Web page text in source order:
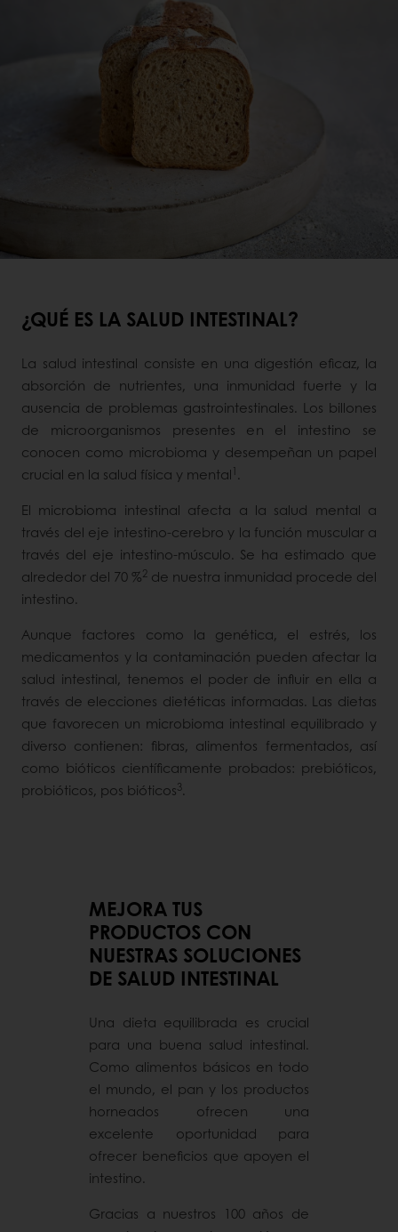
¿QUÉ ES LA SALUD INTESTINAL?
La salud intestinal consiste en una digestión eficaz, la
absorción de nutrientes, una inmunidad fuerte y la
ausencia de problemas gastrointestinales. Los billones
de microorganismos presentes en el intestino se
conocen como microbioma y desempeñan un papel
crucial en la salud física y mental1.
El microbioma intestinal afecta a la salud mental a
través del eje intestino-cerebro y la función muscular a
través del eje intestino-músculo. Se ha estimado que
alrededor del 70 %2 de nuestra inmunidad procede del
intestino.
Aunque factores como la genética, el estrés, los
medicamentos y la contaminación pueden afectar la
salud intestinal, tenemos el poder de influir en ella a
través de elecciones dietéticas informadas. Las dietas
que favorecen un microbioma intestinal equilibrado y
diverso contienen: fibras, alimentos fermentados, así
como bióticos científicamente probados: prebióticos,
probióticos, pos bióticos3.
MEJORA TUS
PRODUCTOS CON
NUESTRAS SOLUCIONES
DE SALUD INTESTINAL
Una dieta equilibrada es crucial
para una buena salud intestinal.
Como alimentos básicos en todo
el mundo, el pan y los productos
horneados ofrecen una
excelente oportunidad para
ofrecer beneficios que apoyen el
intestino.
Gracias a nuestros 100 años de